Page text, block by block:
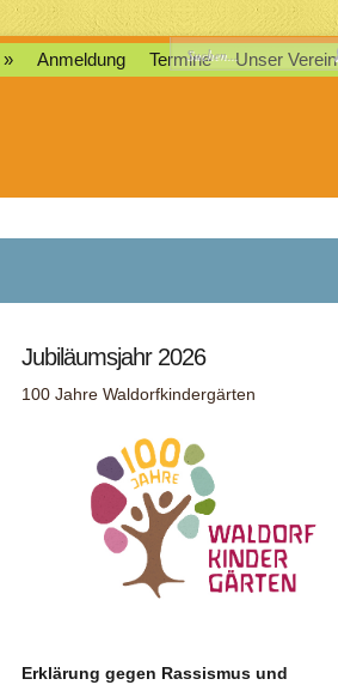
Anmeldung Termine Unser Verein
Jubiläumsjahr 2026
100 Jahre Waldorfkindergärten
Erklärung gegen Rassismus und